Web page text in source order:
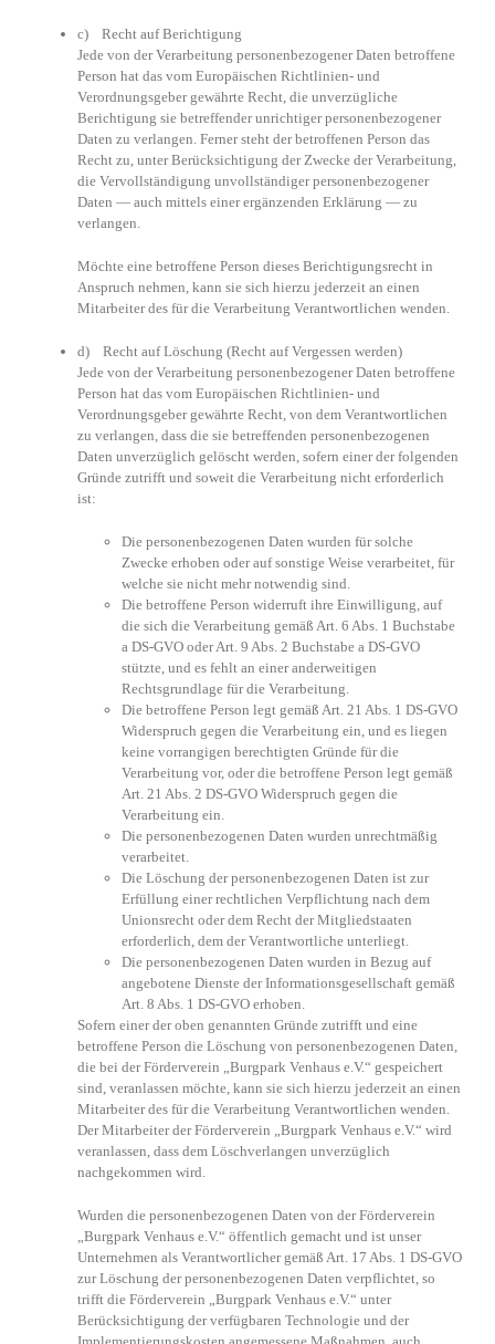
c) Recht auf Berichtigung
Jede von der Verarbeitung personenbezogener Daten betroffene
Person hat das vom Europäischen Richtlinien- und
Verordnungsgeber gewährte Recht, die unverzügliche
Berichtigung sie betreffender unrichtiger personenbezogener
Daten zu verlangen. Ferner steht der betroffenen Person das
Recht zu, unter Berücksichtigung der Zwecke der Verarbeitung,
die Vervollständigung unvollständiger personenbezogener
Daten — auch mittels einer ergänzenden Erklärung — zu
verlangen.
Möchte eine betroffene Person dieses Berichtigungsrecht in
Anspruch nehmen, kann sie sich hierzu jederzeit an einen
Mitarbeiter des für die Verarbeitung Verantwortlichen wenden.
d) Recht auf Löschung (Recht auf Vergessen werden)
Jede von der Verarbeitung personenbezogener Daten betroffene
Person hat das vom Europäischen Richtlinien- und
Verordnungsgeber gewährte Recht, von dem Verantwortlichen
zu verlangen, dass die sie betreffenden personenbezogenen
Daten unverzüglich gelöscht werden, sofern einer der folgenden
Gründe zutrifft und soweit die Verarbeitung nicht erforderlich
ist:
Die personenbezogenen Daten wurden für solche
Zwecke erhoben oder auf sonstige Weise verarbeitet, für
welche sie nicht mehr notwendig sind.
Die betroffene Person widerruft ihre Einwilligung, auf
die sich die Verarbeitung gemäß Art. 6 Abs. 1 Buchstabe
a DS-GVO oder Art. 9 Abs. 2 Buchstabe a DS-GVO
stützte, und es fehlt an einer anderweitigen
Rechtsgrundlage für die Verarbeitung.
Die betroffene Person legt gemäß Art. 21 Abs. 1 DS-GVO
Widerspruch gegen die Verarbeitung ein, und es liegen
keine vorrangigen berechtigten Gründe für die
Verarbeitung vor, oder die betroffene Person legt gemäß
Art. 21 Abs. 2 DS-GVO Widerspruch gegen die
Verarbeitung ein.
Die personenbezogenen Daten wurden unrechtmäßig
verarbeitet.
Die Löschung der personenbezogenen Daten ist zur
Erfüllung einer rechtlichen Verpflichtung nach dem
Unionsrecht oder dem Recht der Mitgliedstaaten
erforderlich, dem der Verantwortliche unterliegt.
Die personenbezogenen Daten wurden in Bezug auf
angebotene Dienste der Informationsgesellschaft gemäß
Art. 8 Abs. 1 DS-GVO erhoben.
Sofern einer der oben genannten Gründe zutrifft und eine
betroffene Person die Löschung von personenbezogenen Daten,
die bei der Förderverein „Burgpark Venhaus e.V.“ gespeichert
sind, veranlassen möchte, kann sie sich hierzu jederzeit an einen
Mitarbeiter des für die Verarbeitung Verantwortlichen wenden.
Der Mitarbeiter der Förderverein „Burgpark Venhaus e.V.“ wird
veranlassen, dass dem Löschverlangen unverzüglich
nachgekommen wird.
Wurden die personenbezogenen Daten von der Förderverein
„Burgpark Venhaus e.V.“ öffentlich gemacht und ist unser
Unternehmen als Verantwortlicher gemäß Art. 17 Abs. 1 DS-GVO
zur Löschung der personenbezogenen Daten verpflichtet, so
trifft die Förderverein „Burgpark Venhaus e.V.“ unter
Berücksichtigung der verfügbaren Technologie und der